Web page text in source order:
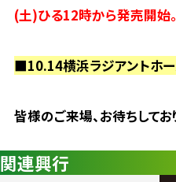
(土)ひる12時から発売開始。
■10.14横浜ラジアントホ
皆様のご来場、お待ちしてお
関連興行